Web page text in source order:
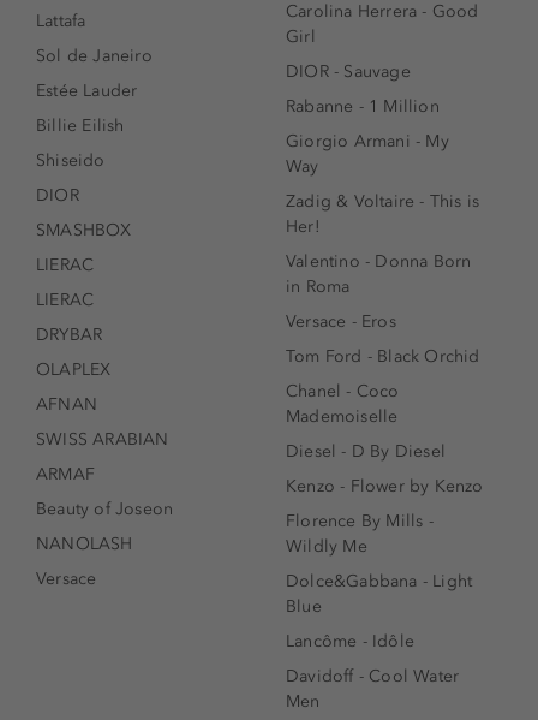
Lattafa
Sol de Janeiro
Estée Lauder
Billie Eilish
Shiseido
DIOR
SMASHBOX
LIERAC
LIERAC
DRYBAR
OLAPLEX
AFNAN
SWISS ARABIAN
ARMAF
Beauty of Joseon
NANOLASH
Versace
Carolina Herrera - Good
Girl
DIOR - Sauvage
Rabanne - 1 Million
Giorgio Armani - My
Way
Zadig & Voltaire - This is
Her!
Valentino - Donna Born
in Roma
Versace - Eros
Tom Ford - Black Orchid
Chanel - Coco
Mademoiselle
Diesel - D By Diesel
Kenzo - Flower by Kenzo
Florence By Mills -
Wildly Me
Dolce&Gabbana - Light
Blue
Lancôme - Idôle
Davidoff - Cool Water
Men